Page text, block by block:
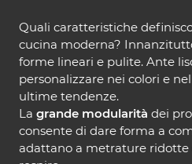
Quali caratteristiche
cucina moderna?
forme lineari e pulite. Ante
personalizzare nei colori e
ultime tendenze.
La grande modularità dei
consente di dare forma a
adattano a metrature ridotte